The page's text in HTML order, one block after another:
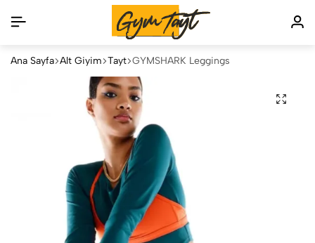
Ana Sayfa Alt Giyim Tayt GYMSHARK Leggings